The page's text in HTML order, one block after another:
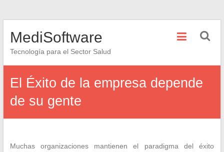
MediSoftware
Tecnología para el Sector Salud
El Éxito de la empresa depende
de su gente
Muchas organizaciones mantienen el paradigma del éxito